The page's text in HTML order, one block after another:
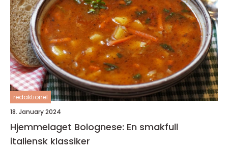
redaktionel
18. January 2024
Hjemmelaget Bolognese: En smakfull
italiensk klassiker